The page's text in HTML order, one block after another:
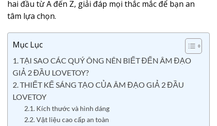
hai đầu từ A đến Z, giải đáp mọi thắc mắc để bạn an
tâm lựa chọn.
Mục Lục
1. TẠI SAO CÁC QUÝ ÔNG NÊN BIẾT ĐẾN ÂM ĐẠO
GIẢ 2 ĐẦU LOVETOY?
2. THIẾT KẾ SÁNG TẠO CỦA ÂM ĐẠO GIẢ 2 ĐẦU
LOVETOY
2.1. Kích thước và hình dáng
2.2. Vật liệu cao cấp an toàn